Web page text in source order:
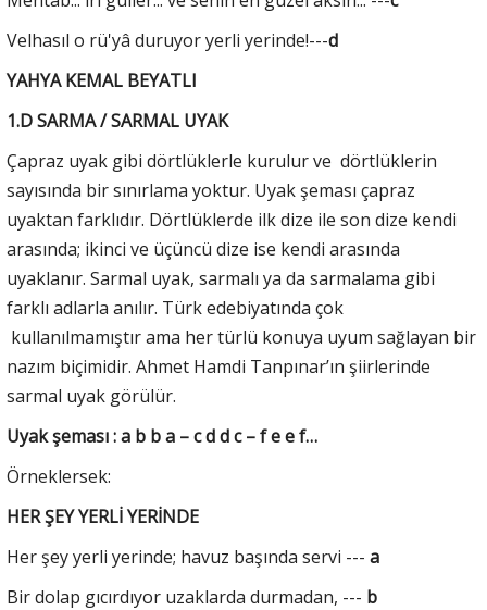
Velhasıl o rü'yâ duruyor yerli yerinde!---d
YAHYA KEMAL BEYATLI
1.D SARMA / SARMAL UYAK
Çapraz uyak gibi dörtlüklerle kurulur ve dörtlüklerin
sayısında bir sınırlama yoktur. Uyak şeması çapraz
uyaktan farklıdır. Dörtlüklerde ilk dize ile son dize kendi
arasında; ikinci ve üçüncü dize ise kendi arasında
uyaklanır. Sarmal uyak, sarmalı ya da sarmalama gibi
farklı adlarla anılır. Türk edebiyatında çok
kullanılmamıştır ama her türlü konuya uyum sağlayan bir
nazım biçimidir. Ahmet Hamdi Tanpınar’ın şiirlerinde
sarmal uyak görülür.
Uyak şeması : a b b a – c d d c – f e e f…
Örneklersek:
HER ŞEY YERLİ YERİNDE
Her şey yerli yerinde; havuz başında servi --- a
Bir dolap gıcırdıyor uzaklarda durmadan, --- b